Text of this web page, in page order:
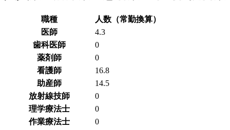
職種
人数（常勤換算）
医師
4.3
歯科医師
0
薬剤師
0
看護師
16.8
助産師
14.5
放射線技師
0
理学療法士
0
作業療法士
0